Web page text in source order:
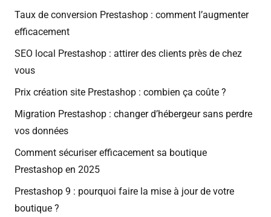
Taux de conversion Prestashop : comment l’augmenter
efficacement
SEO local Prestashop : attirer des clients près de chez
vous
Prix création site Prestashop : combien ça coûte ?
Migration Prestashop : changer d’hébergeur sans perdre
vos données
Comment sécuriser efficacement sa boutique
Prestashop en 2025
Prestashop 9 : pourquoi faire la mise à jour de votre
boutique ?